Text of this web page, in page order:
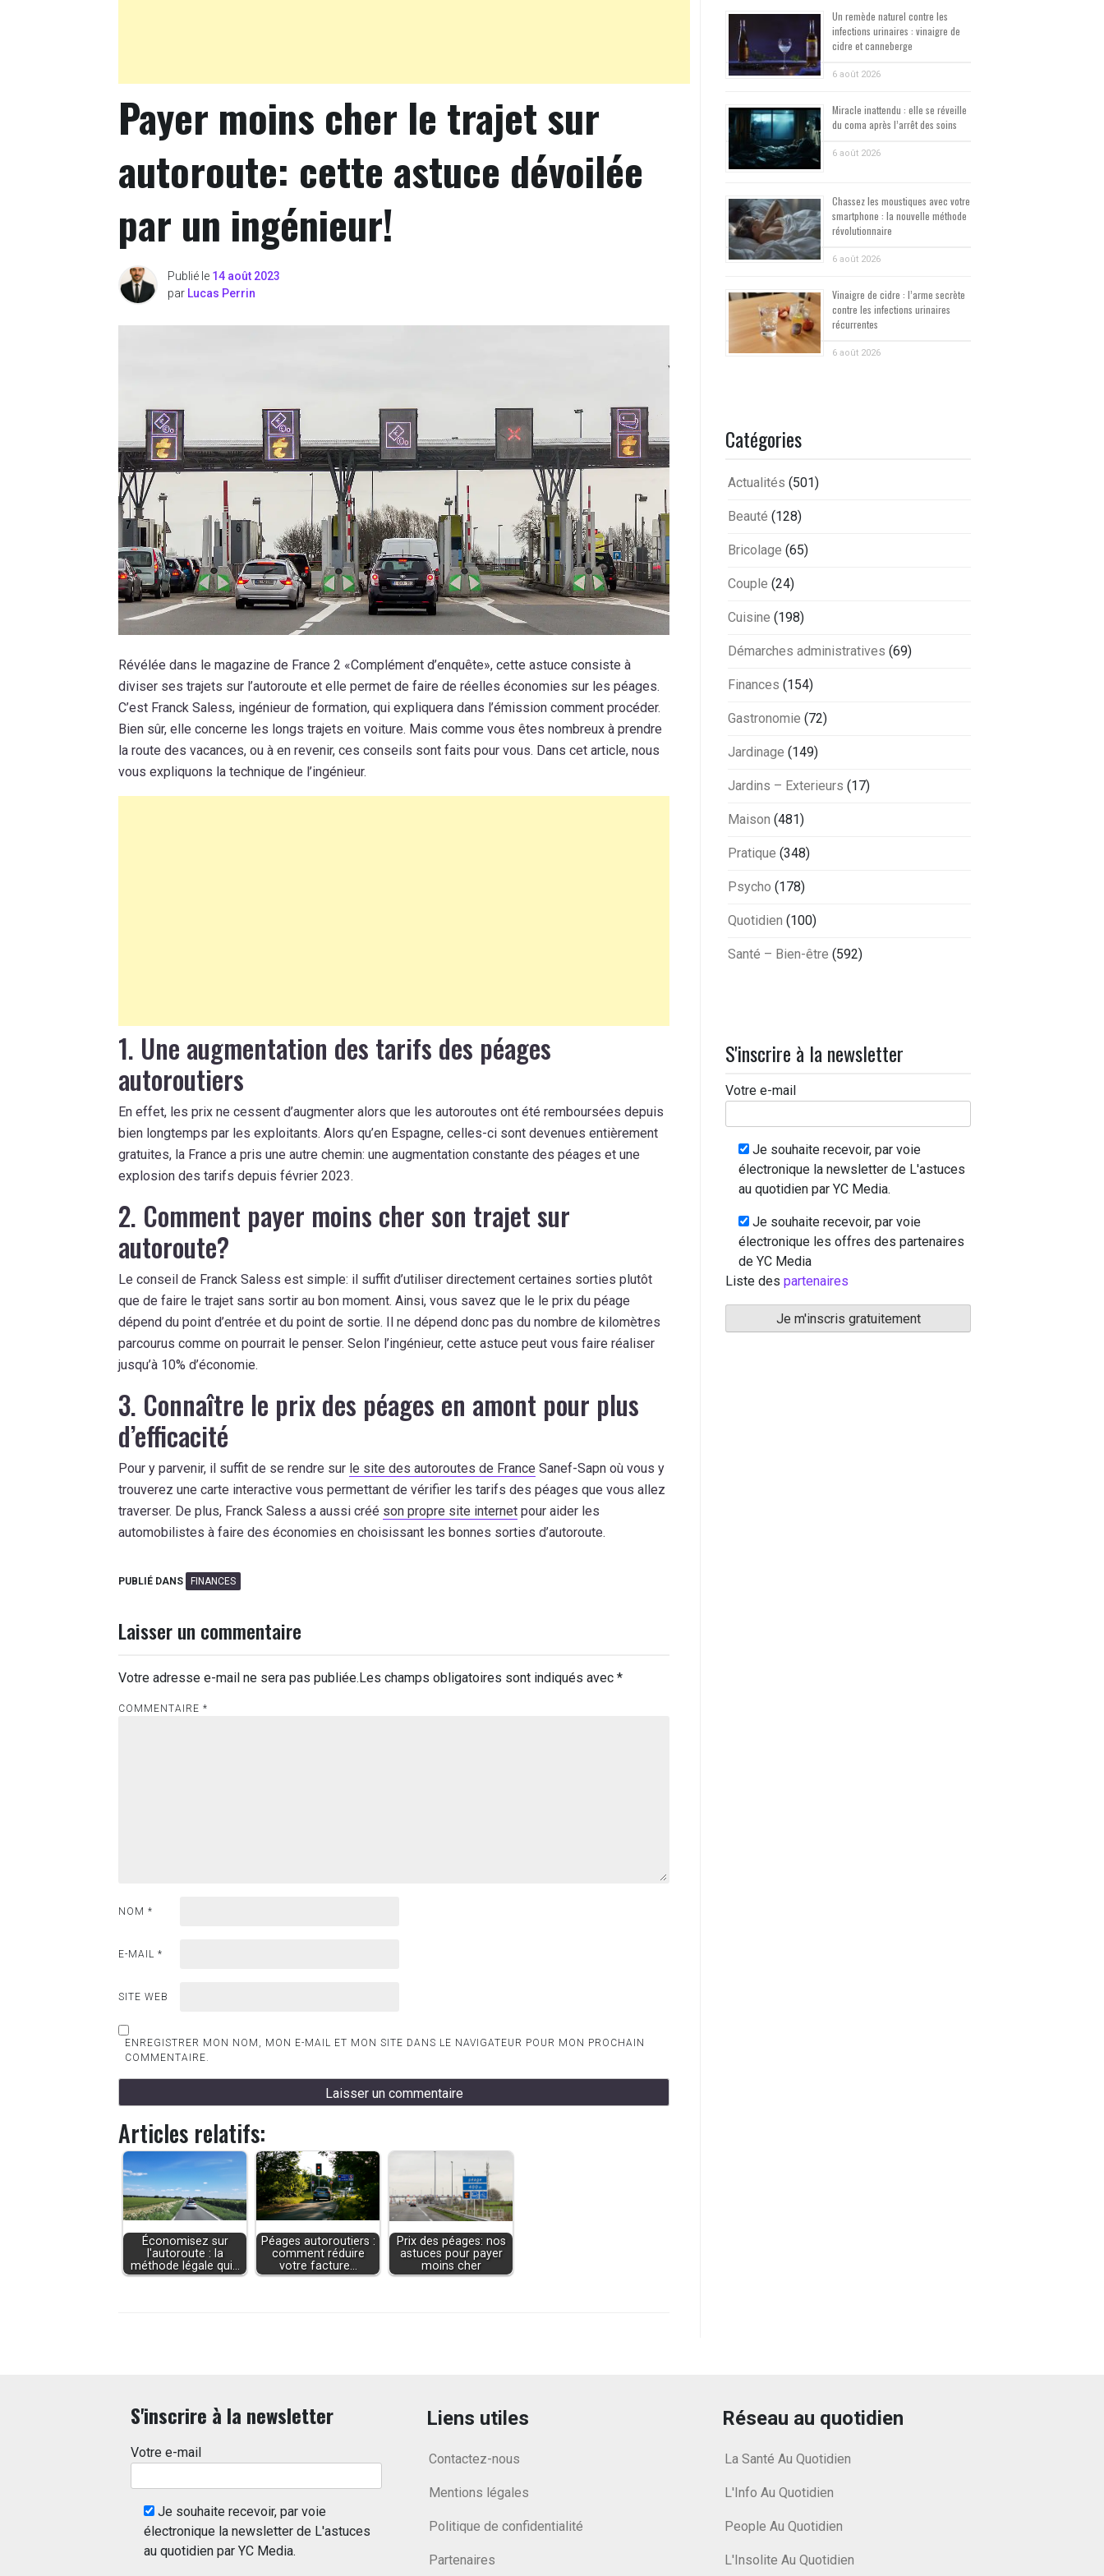
Payer moins cher le trajet sur
autoroute: cette astuce dévoilée
par un ingénieur!
Publié le 14 août 2023
par Lucas Perrin
Révélée dans le magazine de France 2 «Complément d’enquête», cette astuce consiste à
diviser ses trajets sur l’autoroute et elle permet de faire de réelles économies sur les péages.
C’est Franck Saless, ingénieur de formation, qui expliquera dans l’émission comment procéder.
Bien sûr, elle concerne les longs trajets en voiture. Mais comme vous êtes nombreux à prendre
la route des vacances, ou à en revenir, ces conseils sont faits pour vous. Dans cet article, nous
vous expliquons la technique de l’ingénieur.
1. Une augmentation des tarifs des péages
autoroutiers
En effet, les prix ne cessent d’augmenter alors que les autoroutes ont été remboursées depuis
bien longtemps par les exploitants. Alors qu’en Espagne, celles-ci sont devenues entièrement
gratuites, la France a pris une autre chemin: une augmentation constante des péages et une
explosion des tarifs depuis février 2023.
2. Comment payer moins cher son trajet sur
autoroute?
Le conseil de Franck Saless est simple: il suffit d’utiliser directement certaines sorties plutôt
que de faire le trajet sans sortir au bon moment. Ainsi, vous savez que le le prix du péage
dépend du point d’entrée et du point de sortie. Il ne dépend donc pas du nombre de kilomètres
parcourus comme on pourrait le penser. Selon l’ingénieur, cette astuce peut vous faire réaliser
jusqu’à 10% d’économie.
3. Connaître le prix des péages en amont pour plus
d’efficacité
Pour y parvenir, il suffit de se rendre sur le site des autoroutes de France Sanef-Sapn où vous y
trouverez une carte interactive vous permettant de vérifier les tarifs des péages que vous allez
traverser. De plus, Franck Saless a aussi créé son propre site internet pour aider les
automobilistes à faire des économies en choisissant les bonnes sorties d’autoroute.
PUBLIÉ DANS FINANCES
Laisser un commentaire
Votre adresse e-mail ne sera pas publiée. Les champs obligatoires sont indiqués avec *
COMMENTAIRE *
NOM *
E-MAIL *
SITE WEB
ENREGISTRER MON NOM, MON E-MAIL ET MON SITE DANS LE NAVIGATEUR POUR MON PROCHAIN
COMMENTAIRE.
Articles relatifs:
Économisez sur
l'autoroute : la
méthode légale qui…
Péages autoroutiers :
comment réduire
votre facture…
Prix des péages: nos
astuces pour payer
moins cher
Un remède naturel contre les
infections urinaires : vinaigre de
cidre et canneberge
6 août 2026
Miracle inattendu : elle se réveille
du coma après l’arrêt des soins
6 août 2026
Chassez les moustiques avec votre
smartphone : la nouvelle méthode
révolutionnaire
6 août 2026
Vinaigre de cidre : l’arme secrète
contre les infections urinaires
récurrentes
6 août 2026
Catégories
Actualités (501)
Beauté (128)
Bricolage (65)
Couple (24)
Cuisine (198)
Démarches administratives (69)
Finances (154)
Gastronomie (72)
Jardinage (149)
Jardins – Exterieurs (17)
Maison (481)
Pratique (348)
Psycho (178)
Quotidien (100)
Santé – Bien-être (592)
S'inscrire à la newsletter
Votre e-mail
Je souhaite recevoir, par voie
électronique la newsletter de L'astuces
au quotidien par YC Media.
Je souhaite recevoir, par voie
électronique les offres des partenaires
de YC Media
Liste des partenaires
S'inscrire à la newsletter
Votre e-mail
Je souhaite recevoir, par voie
électronique la newsletter de L'astuces
au quotidien par YC Media.
Liens utiles
Contactez-nous
Mentions légales
Politique de confidentialité
Partenaires
Réseau au quotidien
La Santé Au Quotidien
L'Info Au Quotidien
People Au Quotidien
L'Insolite Au Quotidien